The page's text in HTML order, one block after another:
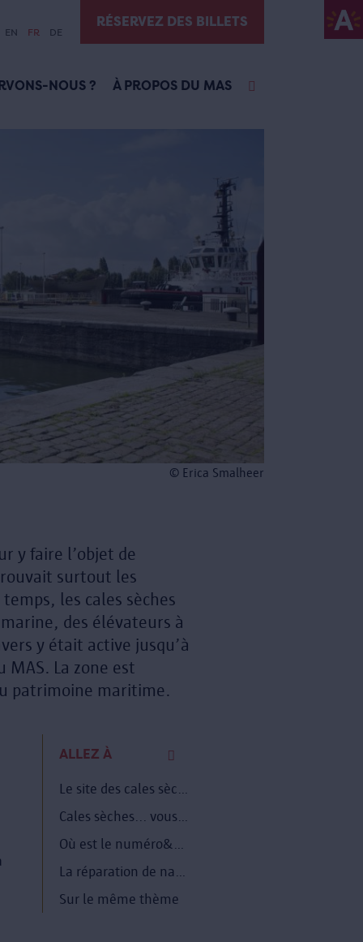
EN FR DE
RÉSERVEZ DES BILLETS
NOUS ? À PROPOS DU MAS
© Erica Smalheer
y faire l’objet de
surtout les
les cales sèches
des élévateurs à
y était active jusqu’à
MAS. La zone est
patrimoine maritime.
ALLEZ À
Le site des cales sèches&nbsp;: un riche passé
Cales sèches... vous avez dit cales sèches&nbsp;?
Où est le numéro&nbsp;7&nbsp;?
La réparation de navires de nos jours
Sur le même thème